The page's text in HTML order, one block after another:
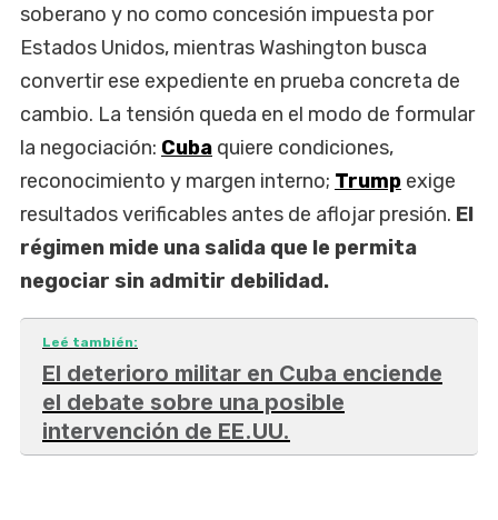
soberano y no como concesión impuesta por
Estados Unidos, mientras Washington busca
convertir ese expediente en prueba concreta de
cambio. La tensión queda en el modo de formular
la negociación: Cuba quiere condiciones,
reconocimiento y margen interno; Trump exige
resultados verificables antes de aflojar presión. El
régimen mide una salida que le permita
negociar sin admitir debilidad.
Leé también:
El deterioro militar en Cuba enciende
el debate sobre una posible
intervención de EE.UU.